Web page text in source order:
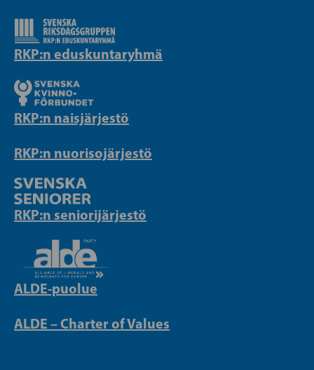
RKP:n eduskuntaryhmä
RKP:n naisjärjestö
RKP:n nuorisojärjestö
RKP:n seniorijärjestö
ALDE-puolue
ALDE – Charter of Values